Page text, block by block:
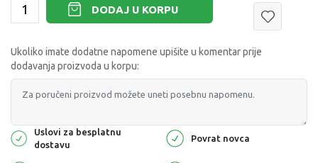
DODAJ U KORPU
Ukoliko imate dodatne napomene upišite u komentar prije
dodavanja proizvoda u korpu:
Uslovi za besplatnu
dostavu
Povrat novca